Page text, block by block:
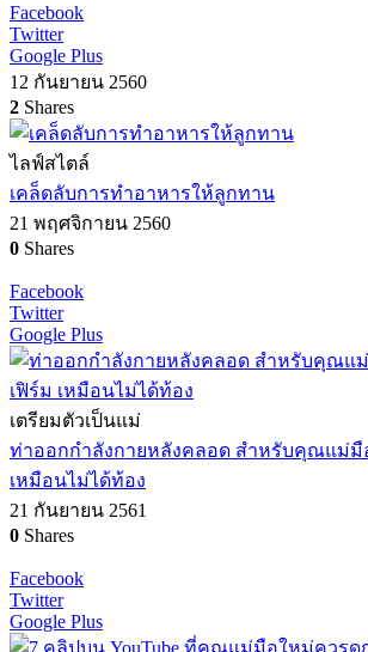
Facebook
Twitter
Google Plus
12 กันยายน 2560
2 Shares
ไลฟ์สไตล์
เคล็ดลับการทำอาหารให้ลูกทาน
21 พฤศจิกายน 2560
0 Shares
Facebook
Twitter
Google Plus
เตรียมตัวเป็นแม่
ท่าออกกำลังกายหลังคลอด สำหรับคุณแม่มื
เหมือนไม่ได้ท้อง
21 กันยายน 2561
0 Shares
Facebook
Twitter
Google Plus